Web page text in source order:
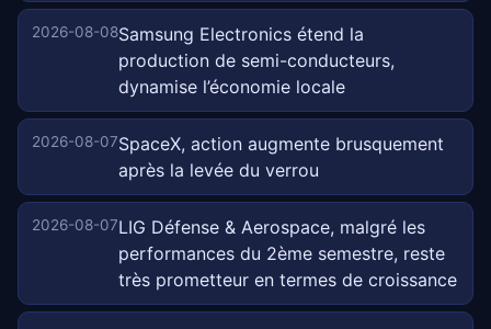
2026-08-08Samsung Electronics étend la
production de semi-conducteurs,
dynamise l’économie locale
2026-08-07SpaceX, action augmente brusquement
après la levée du verrou
2026-08-07LIG Défense & Aerospace, malgré les
performances du 2ème semestre, reste
très prometteur en termes de croissance